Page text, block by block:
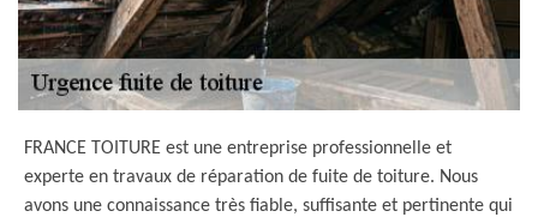
FRANCE TOITURE est une entreprise professionnelle et
experte en travaux de réparation de fuite de toiture. Nous
avons une connaissance très fiable, suffisante et pertinente qui